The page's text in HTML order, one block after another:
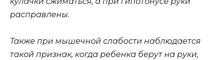
расправлены.
Также при мышечной слабости наблюдается
такой признак, когда ребенка берут на руки,